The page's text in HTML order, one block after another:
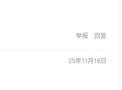
举报 回复
25年11月16日